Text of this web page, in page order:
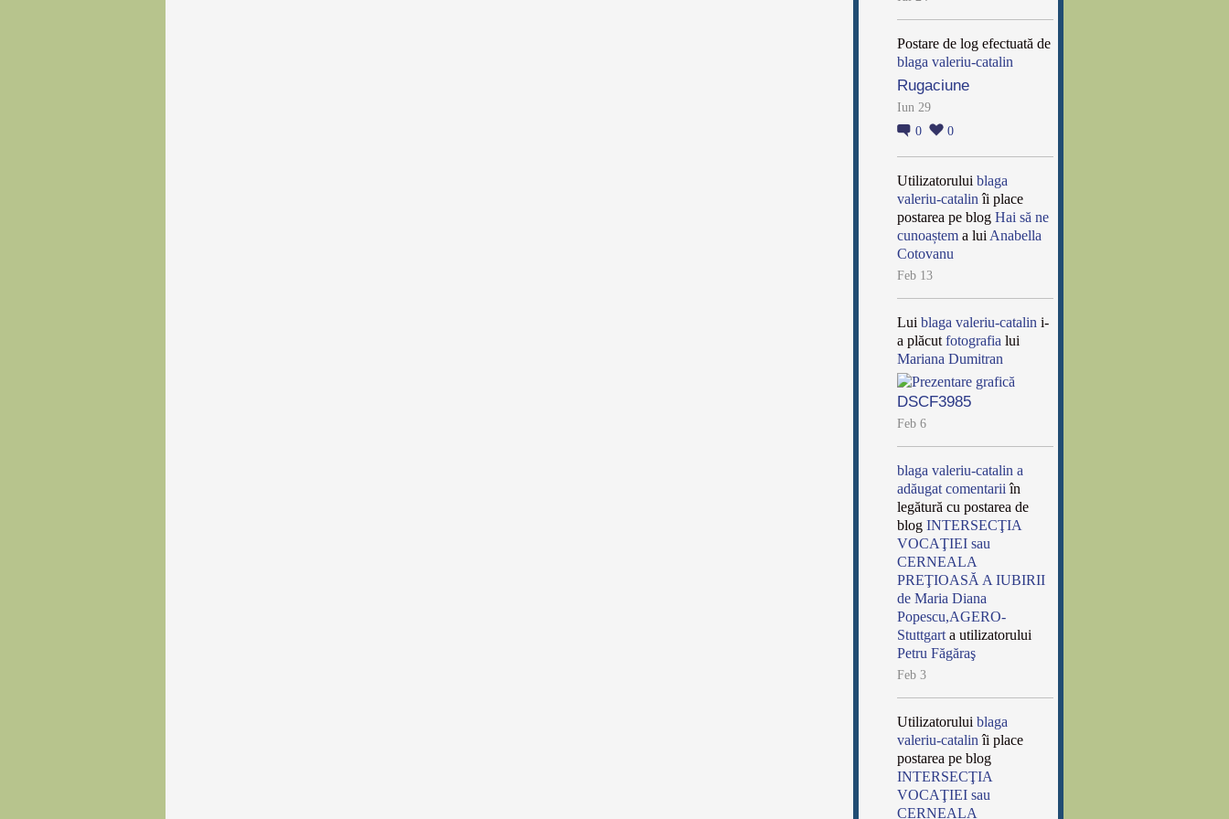
Postare de log efectuată de
blaga valeriu-catalin
Rugaciune
Iun 29
0
0
Utilizatorului blaga
valeriu-catalin îi place
postarea pe blog Hai să ne
cunoaștem a lui Anabella
Cotovanu
Feb 13
Lui blaga valeriu-catalin i-
a plăcut fotografia lui
Mariana Dumitran
DSCF3985
Feb 6
blaga valeriu-catalin a
adăugat comentarii în
legătură cu postarea de
blog INTERSECŢIA
VOCAŢIEI sau
CERNEALA
PREŢIOASĂ A IUBIRII
de Maria Diana
Popescu,AGERO-
Stuttgart a utilizatorului
Petru Făgăraş
Feb 3
Utilizatorului blaga
valeriu-catalin îi place
postarea pe blog
INTERSECŢIA
VOCAŢIEI sau
CERNEALA